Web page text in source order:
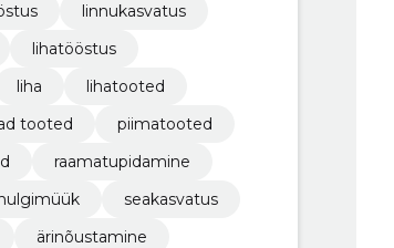
linnukasvatus
lihatööstus
liha
lihatooted
tooted
piimatooted
raamatupidamine
seakasvatus
ärinõustamine